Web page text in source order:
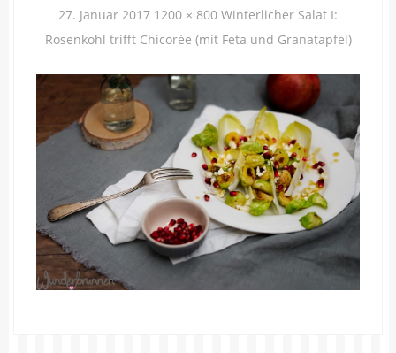
27. Januar 2017 1200 × 800 Winterlicher Salat I:
Rosenkohl trifft Chicorée (mit Feta und Granatapfel)